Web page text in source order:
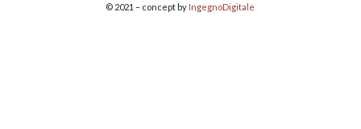
© 2021 – concept by IngegnoDigitale